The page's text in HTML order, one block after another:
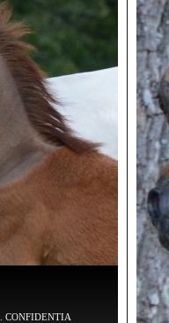
. CONFIDENTIA